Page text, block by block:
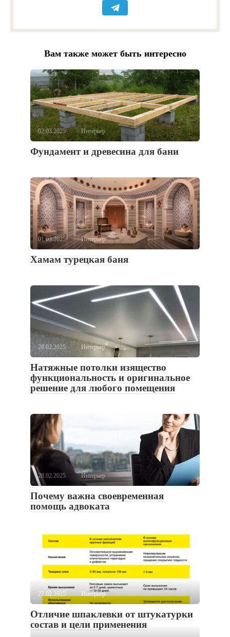
Вам также может быть интересно
02.03.2025 Интерьер
Фундамент и древесина для бани
01.03.2025 Интерьер
Хамам турецкая баня
28.02.2025 Интерьер
Натяжные потолки изящество
функциональность и оригинальное
решение для любого помещения
28.02.2025 Интерьер
Почему важна своевременная
помощь адвоката
27.02.2025 Интерьер
Отличие шпаклевки от штукатурки
состав и цели применения